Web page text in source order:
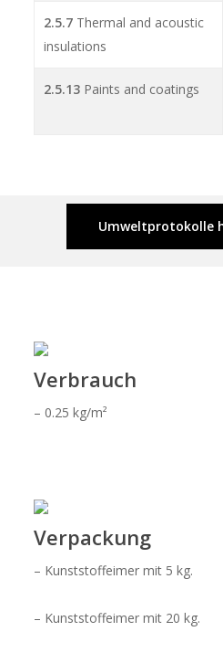
2.5.7Thermal and acoustic
insulations
2.5.13Paints and coatings
Umweltprotokolle
Verbrauch
– 0.25 kg/m²
Verpackung
– Kunststoffeimer mit 5 kg.
– Kunststoffeimer mit 20 kg.